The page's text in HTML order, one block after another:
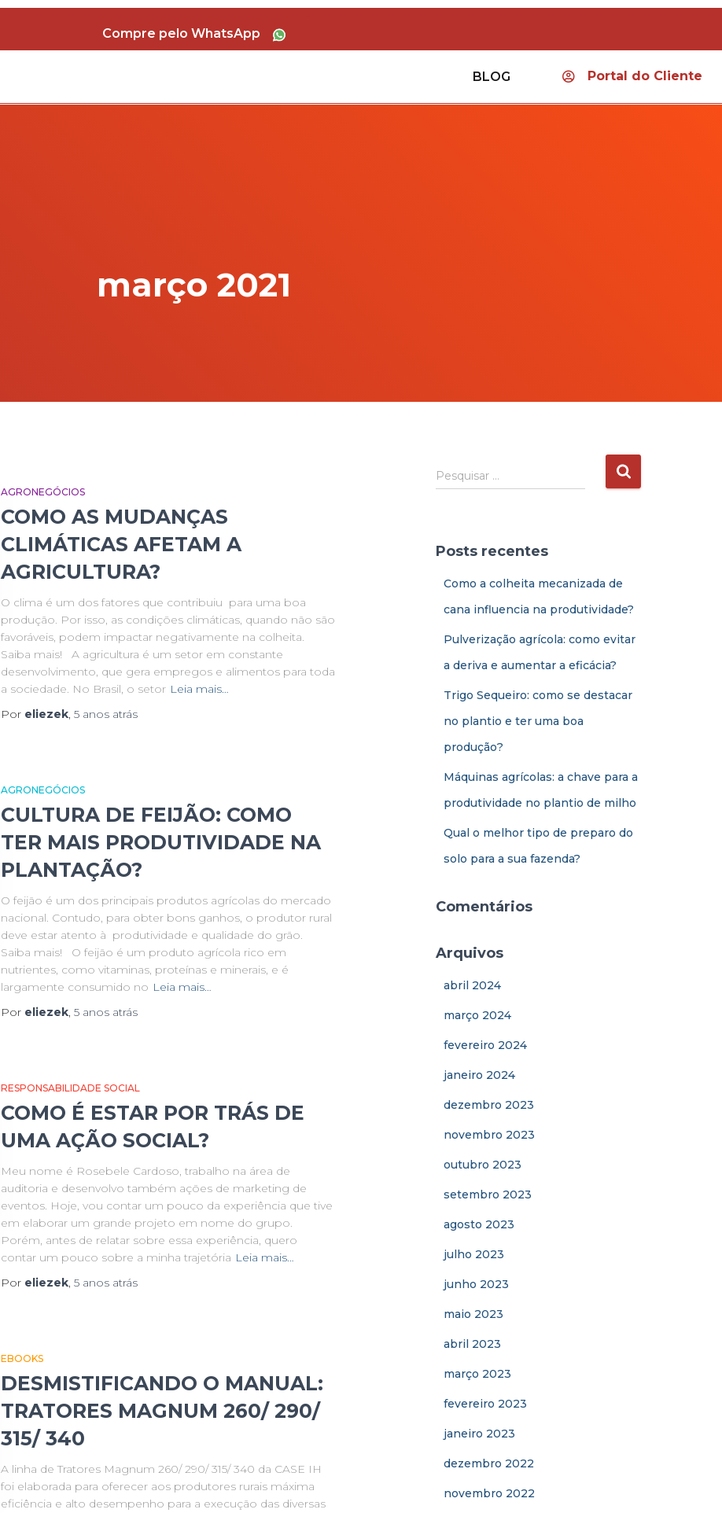
Compre pelo WhatsApp
BLOG Portal do Cliente
março 2021
AGRONEGÓCIOS
COMO AS MUDANÇAS
CLIMÁTICAS AFETAM A
AGRICULTURA?
O clima é um dos fatores que contribuiu para uma boa
produção. Por isso, as condições climáticas, quando não são
favoráveis, podem impactar negativamente na colheita.
Saiba mais! A agricultura é um setor em constante
desenvolvimento, que gera empregos e alimentos para toda
a sociedade. No Brasil, o setor Leia mais…
Por eliezek, 5 anos atrás
AGRONEGÓCIOS
CULTURA DE FEIJÃO: COMO
TER MAIS PRODUTIVIDADE NA
PLANTAÇÃO?
O feijão é um dos principais produtos agrícolas do mercado
nacional. Contudo, para obter bons ganhos, o produtor rural
deve estar atento à produtividade e qualidade do grão.
Saiba mais! O feijão é um produto agrícola rico em
nutrientes, como vitaminas, proteínas e minerais, e é
largamente consumido no Leia mais…
Por eliezek, 5 anos atrás
RESPONSABILIDADE SOCIAL
COMO É ESTAR POR TRÁS DE
UMA AÇÃO SOCIAL?
Meu nome é Rosebele Cardoso, trabalho na área de
auditoria e desenvolvo também ações de marketing de
eventos. Hoje, vou contar um pouco da experiência que tive
em elaborar um grande projeto em nome do grupo.
Porém, antes de relatar sobre essa experiência, quero
contar um pouco sobre a minha trajetória Leia mais…
Por eliezek, 5 anos atrás
EBOOKS
DESMISTIFICANDO O MANUAL:
TRATORES MAGNUM 260/ 290/
315/ 340
A linha de Tratores Magnum 260/ 290/ 315/ 340 da CASE IH
foi elaborada para oferecer aos produtores rurais máxima
eficiência e alto desempenho para a execução das diversas
Pesquisar …
Posts recentes
Como a colheita mecanizada de
cana influencia na produtividade?
Pulverização agrícola: como evitar
a deriva e aumentar a eficácia?
Trigo Sequeiro: como se destacar
no plantio e ter uma boa
produção?
Máquinas agrícolas: a chave para a
produtividade no plantio de milho
Qual o melhor tipo de preparo do
solo para a sua fazenda?
Comentários
Arquivos
abril 2024
março 2024
fevereiro 2024
janeiro 2024
dezembro 2023
novembro 2023
outubro 2023
setembro 2023
agosto 2023
julho 2023
junho 2023
maio 2023
abril 2023
março 2023
fevereiro 2023
janeiro 2023
dezembro 2022
novembro 2022